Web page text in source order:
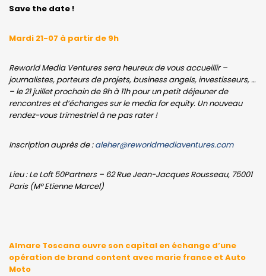
Save the date !
Mardi 21-07 à partir de 9h
Reworld Media Ventures sera heureux de vous accueillir –
journalistes, porteurs de projets, business angels, investisseurs, …
– le 21 juillet prochain de 9h à 11h pour un petit déjeuner de
rencontres et d’échanges sur le media for equity. Un nouveau
rendez-vous trimestriel à ne pas rater !
Inscription auprès de :aleher@reworldmediaventures.com
Lieu : Le Loft 50Partners – 62 Rue Jean-Jacques Rousseau, 75001
Paris (M° Etienne Marcel)
Almare Toscana ouvre son capital en échange d’une
opération de brand content avec marie france et Auto
Moto